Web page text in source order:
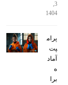
3,
1404
پرام
پت
آماد
ه
برا